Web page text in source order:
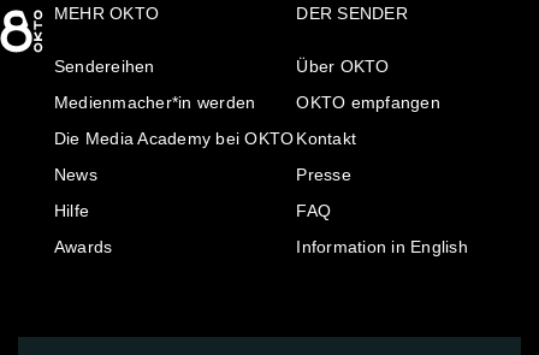
MEHR OKTO
Sendereihen
Medienmacher*in werden
Die Media Academy bei OKTO
News
Hilfe
Awards
DER SENDER
Über OKTO
OKTO empfangen
Kontakt
Presse
FAQ
Information in English